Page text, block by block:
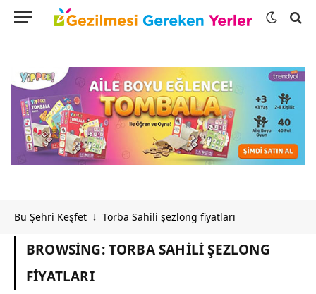
Bu Şehri Keşfet ↓ Torba Sahili şezlong fiyatları
BROWSING:TORBA SAHILI ŞEZLONG
FIYATLARI